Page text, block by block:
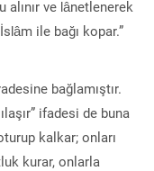
alınır ve lânetlenerek
ile bağı kopar.”
bağlamıştır.
ifadesi de buna
kalkar; onları
kurar, onlarla